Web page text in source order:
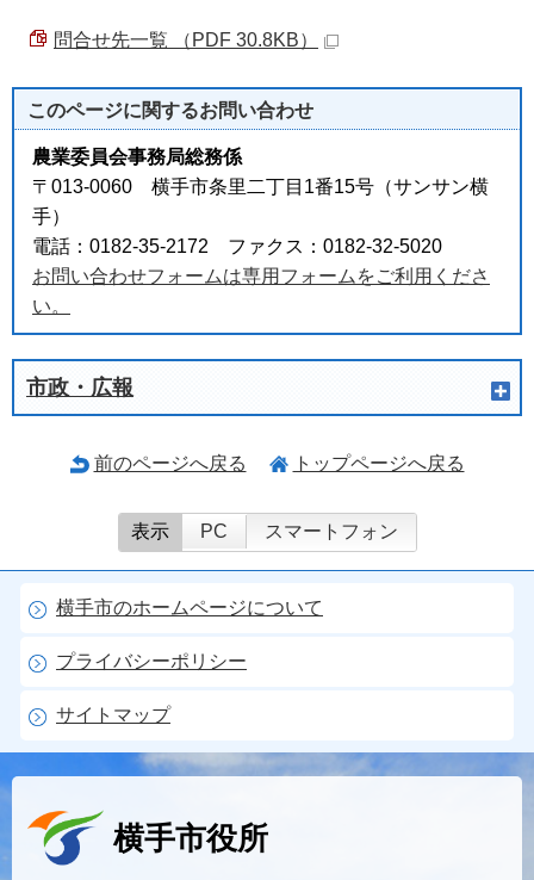
問合せ先一覧 （PDF 30.8KB）
このページに関するお問い合わせ
農業委員会事務局総務係
〒013-0060 横手市条里二丁目1番15号（サンサン横
手）
電話：0182-35-2172 ファクス：0182-32-5020
お問い合わせフォームは専用フォームをご利用くださ
い。
市政・広報
前のページへ戻る トップページへ戻る
表示 PC スマートフォン
横手市のホームページについて
プライバシーポリシー
サイトマップ
横手市役所